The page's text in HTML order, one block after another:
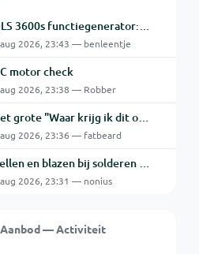
QLS 3600s functiegenerator: software verbinden lukt niet.
2026, 23:43 — benleentje
motor check
2026, 23:38 — Robber
Het grote "Waar krijg ik dit onderdeel" topic Deel 11
2026, 23:36 — fatbeard
Bellen en blazen bij solderen van Chinese PCBs
2026, 23:31 — nonius
Aanbod — Activiteit